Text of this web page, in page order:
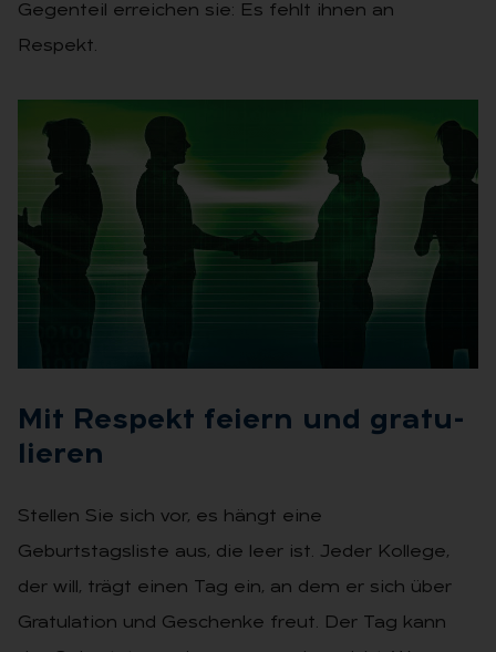
Gegenteil erreichen sie: Es fehlt ihnen an
Respekt.
Mit Re­spekt fei­ern und gra­tu­
lie­ren
Stellen Sie sich vor, es hängt eine
Geburtstagsliste aus, die leer ist. Jeder Kollege,
der will, trägt einen Tag ein, an dem er sich über
Gratulation und Geschenke freut. Der Tag kann